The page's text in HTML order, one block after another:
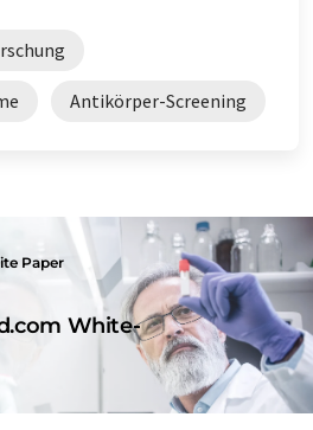
Antikörper-Screening
Paper
White-